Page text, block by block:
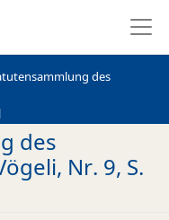
des
des
Nr. 9, S.